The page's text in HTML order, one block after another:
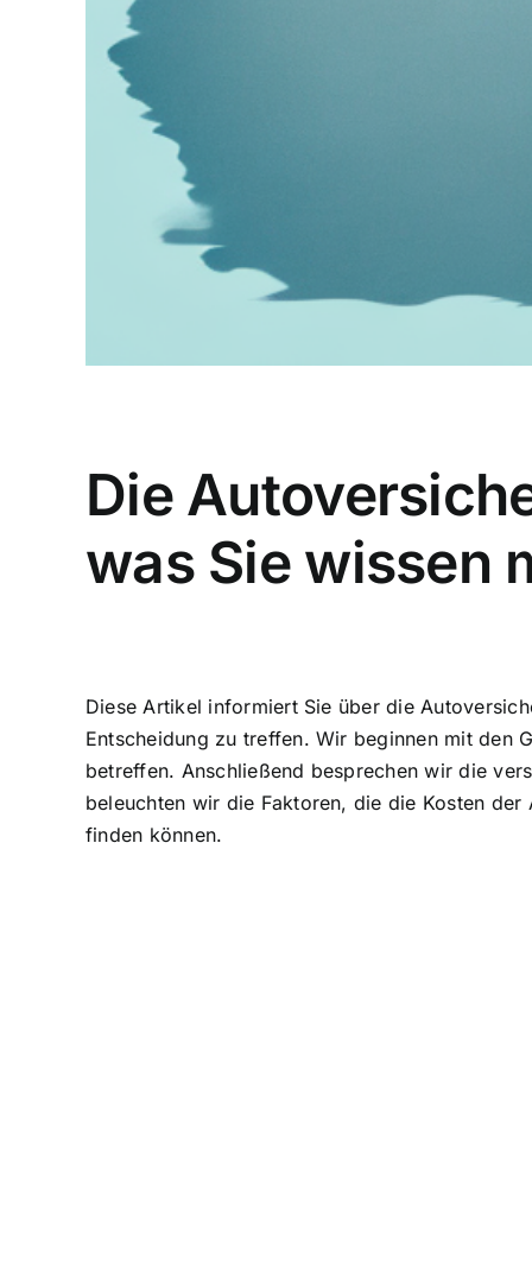
Die
was Sie wissen
Diese Artikel informiert Sie über die
Entscheidung zu treffen. Wir beginnen mit den
betreffen. Anschließend besprechen wir die
beleuchten wir die Faktoren, die die Kosten
finden können.